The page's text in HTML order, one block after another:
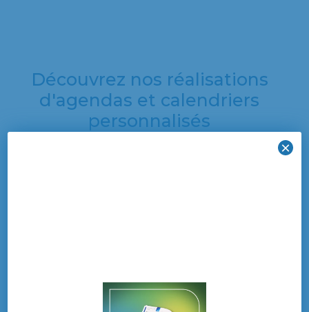
Découvrez nos réalisations
d'agendas et calendriers
personnalisés
×